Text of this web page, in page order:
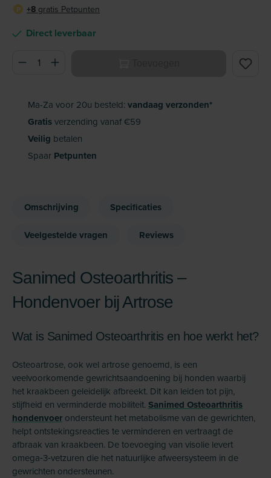
Direct leverbaar
Producthoeveelheid: Voer de gewenste hoeveelheid in of
P +8 gratis Petpunten
Ma-Za voor 20u besteld: vandaag verzonden*
Gratisverzending vanaf €59
Veilig betalen
Spaar Petpunten
Omschrijving Specificaties
Veelgestelde vragen Reviews
Sanimed Osteoarthritis –
Hondenvoer bij Artrose
Wat is Sanimed Osteoarthritis en hoe werkt het?
Osteoartrose, ook wel artrose genoemd, is een
veelvoorkomende gewrichtsaandoening bij honden waarbij
het kraakbeen geleidelijk afbreekt. Dit kan leiden tot pijn,
stijfheid en verminderde mobiliteit. Sanimed Osteoarthritis
hondenvoer ondersteunt het metabolisme van de gewrichten,
helpt ontstekingsreacties te verminderen en vertraagt de
afbraak van kraakbeen. De toevoeging van visolie levert
omega‑3‑vetzuren die het natuurlijke afweersysteem in de
gewrichten ondersteunen.